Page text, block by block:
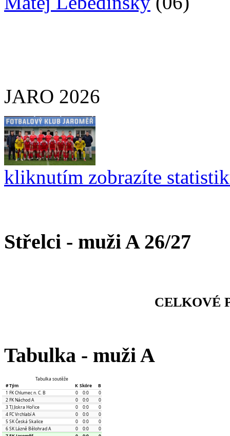
JARO 2026
kliknutím zobrazíte
Střelci - muži A 26/27
CELKOVÉ
Tabulka - muži A